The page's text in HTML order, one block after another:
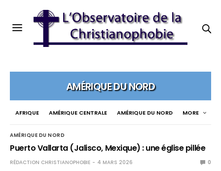
AMÉRIQUE DU NORD
AFRIQUE AMÉRIQUE CENTRALE AMÉRIQUE DU NORD MORE
AMÉRIQUE DU NORD
Puerto Vallarta (Jalisco, Mexique) : une église pillée
RÉDACTION CHRISTIANOPHOBIE 4 MARS 2026 0